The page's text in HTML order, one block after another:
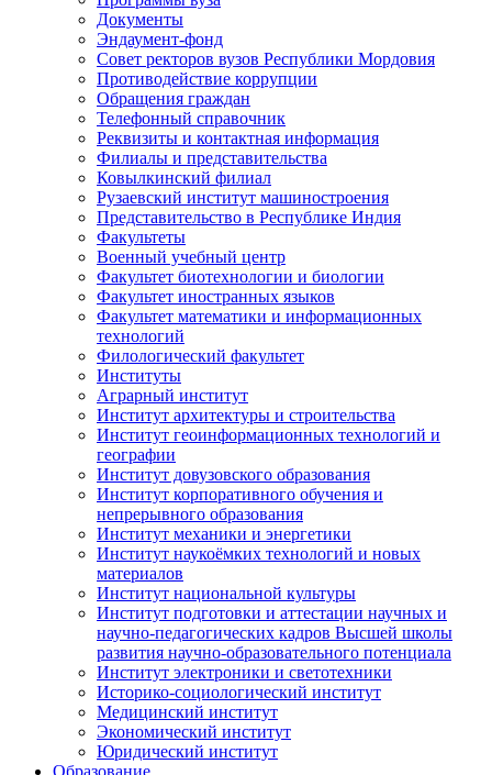
Документы
Эндаумент-фонд
Совет ректоров вузов Республики Мордовия
Противодействие коррупции
Обращения граждан
Телефонный справочник
Реквизиты и контактная информация
Филиалы и представительства
Ковылкинский филиал
Рузаевский институт машиностроения
Представительство в Республике Индия
Факультеты
Военный учебный центр
Факультет биотехнологии и биологии
Факультет иностранных языков
Факультет математики и информационных
технологий
Филологический факультет
Институты
Аграрный институт
Институт архитектуры и строительства
Институт геоинформационных технологий и
географии
Институт довузовского образования
Институт корпоративного обучения и
непрерывного образования
Институт механики и энергетики
Институт наукоёмких технологий и новых
материалов
Институт национальной культуры
Институт подготовки и аттестации научных и
научно-педагогических кадров Высшей школы
развития научно-образовательного потенциала
Институт электроники и светотехники
Историко-социологический институт
Медицинский институт
Экономический институт
Юридический институт
Образование